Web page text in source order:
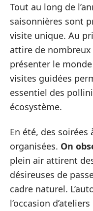
Tout au long de
saisonnières sont
visite unique. Au
attire de
présenter le
visites guidées
essentiel des
écosystème.
En été, des
organisées. On
plein air attirent
désireuses de
cadre naturel.
l’occasion